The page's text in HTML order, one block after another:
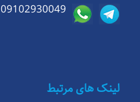
09102930049
لینک های مرتبط